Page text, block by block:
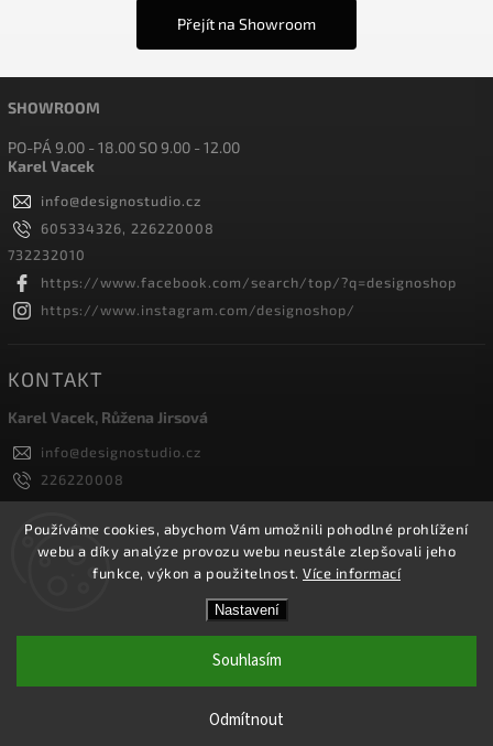
Používáme cookies, abychom Vám umožnili pohodlné prohlížení
webu a díky analýze provozu webu neustále zlepšovali jeho
funkce, výkon a použitelnost. Více informací
Nastavení
Odmítnout
Souhlasím
Přejít na Showroom
SHOWROOM
PO-PÁ 9.00 - 18.00 SO 9.00 - 12.00
Karel Vacek
info@designostudio.cz
605334326, 226220008
732232010
https://www.facebook.com/search/top/?q=designoshop
https://www.instagram.com/designoshop/
KONTAKT
Karel Vacek, Růžena Jirsová
info@designostudio.cz
226220008
605334326, 732232010
Designoshop
designoshop
Designoshop. Všechna práva vyhrazena.